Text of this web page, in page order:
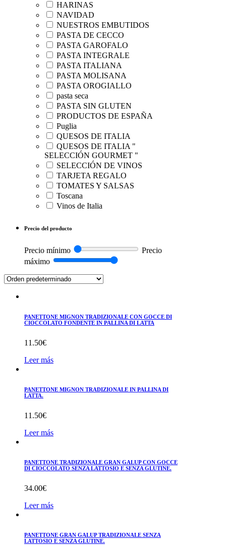
HARINAS
NAVIDAD
NUESTROS EMBUTIDOS
PASTA DE CECCO
PASTA GAROFALO
PASTA INTEGRALE
PASTA ITALIANA
PASTA MOLISANA
PASTA OROGIALLO
pasta seca
PASTA SIN GLUTEN
PRODUCTOS DE ESPAÑA
Puglia
QUESOS DE ITALIA
QUESOS DE ITALIA "
SELECCIÓN GOURMET "
SELECCIÓN DE VINOS
TARJETA REGALO
TOMATES Y SALSAS
Toscana
Vinos de Italia
Precio del producto
Precio mínimo
Precio
máximo
PANETTONE MIGNON TRADIZIONALE CON GOCCE DI
CIOCCOLATO FONDENTE IN PALLINA DI LATTA
11.50€
Leer más
PANETTONE MIGNON TRADIZIONALE IN PALLINA DI
LATTA.
11.50€
Leer más
PANETTONE TRADIZIONALE GRAN GALUP CON GOCCE
DI CIOCCOLATO SENZA LATTOSIO E SENZA GLUTINE.
34.00€
Leer más
PANETTONE GRAN GALUP TRADIZIONALE SENZA
LATTOSIO E SENZA GLUTINE.